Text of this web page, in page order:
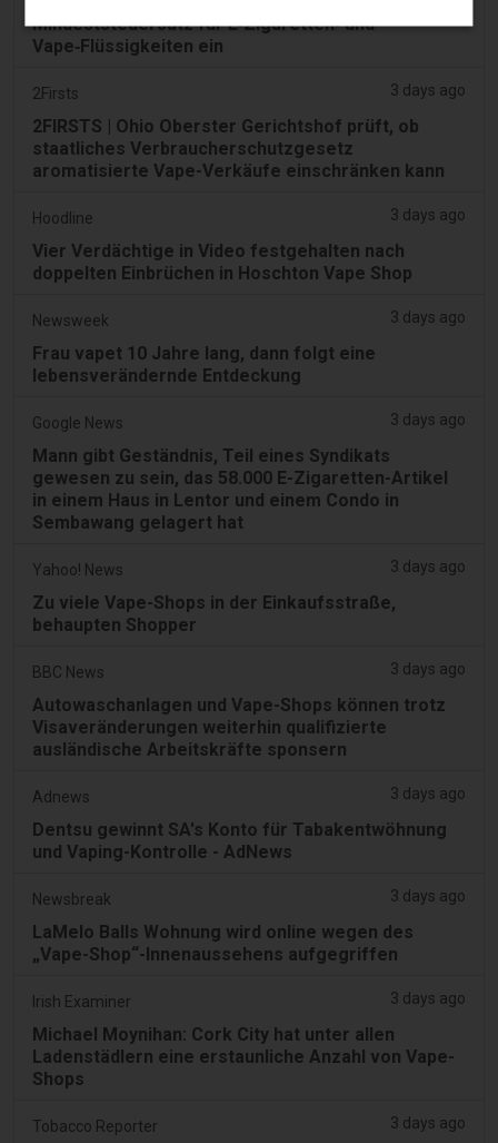
Mindeststeuersatz für E‑Zigaretten‑ und
Vape‑Flüssigkeiten ein
2Firsts 3 days ago
2FIRSTS | Ohio Oberster Gerichtshof prüft, ob
staatliches Verbraucherschutzgesetz
aromatisierte Vape-Verkäufe einschränken kann
Hoodline 3 days ago
Vier Verdächtige in Video festgehalten nach
doppelten Einbrüchen in Hoschton Vape Shop
Newsweek 3 days ago
Frau vapet 10 Jahre lang, dann folgt eine
lebensverändernde Entdeckung
Google News 3 days ago
Mann gibt Geständnis, Teil eines Syndikats
gewesen zu sein, das 58.000 E-Zigaretten-Artikel
in einem Haus in Lentor und einem Condo in
Sembawang gelagert hat
Yahoo! News 3 days ago
Zu viele Vape-Shops in der Einkaufsstraße,
behaupten Shopper
BBC News 3 days ago
Autowaschanlagen und Vape-Shops können trotz
Visaveränderungen weiterhin qualifizierte
ausländische Arbeitskräfte sponsern
Adnews 3 days ago
Dentsu gewinnt SA's Konto für Tabakentwöhnung
und Vaping-Kontrolle - AdNews
Newsbreak 3 days ago
LaMelo Balls Wohnung wird online wegen des
„Vape-Shop“-Innenaussehens aufgegriffen
Irish Examiner 3 days ago
Michael Moynihan: Cork City hat unter allen
Ladenstädlern eine erstaunliche Anzahl von Vape-
Shops
Tobacco Reporter 3 days ago